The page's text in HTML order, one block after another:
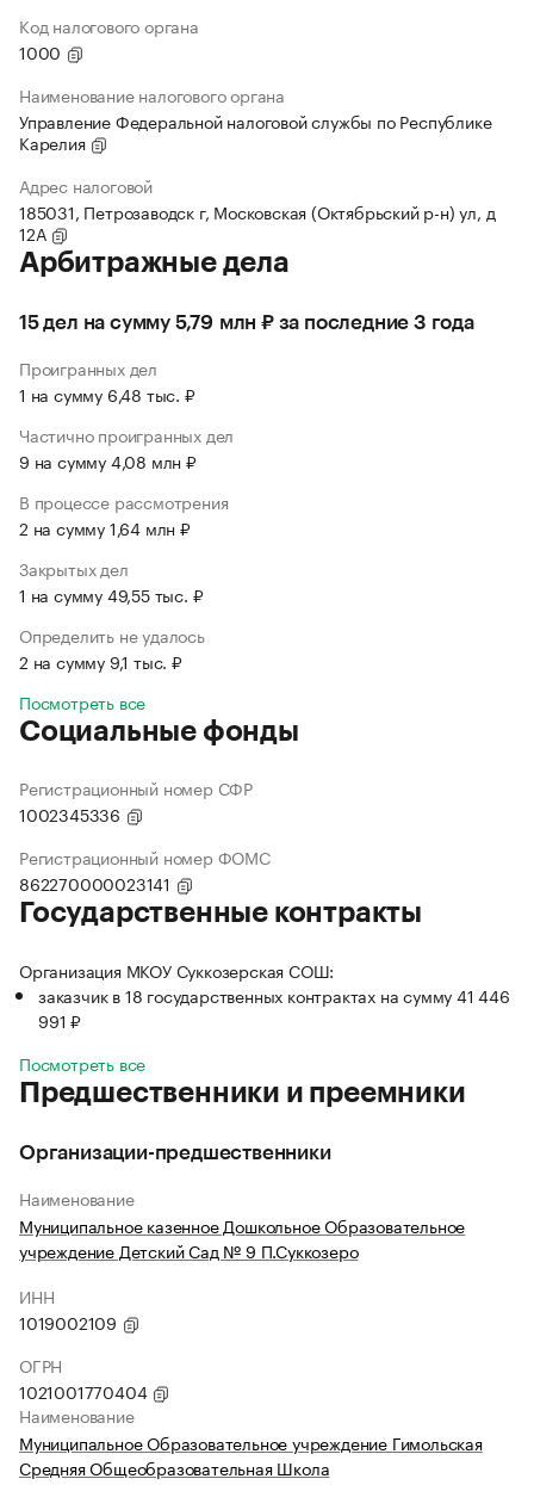
Код налогового органа
1000
Наименование налогового органа
Управление Федеральной налоговой службы по Республике
Карелия
Адрес налоговой
185031, Петрозаводск г, Московская (Октябрьский р-н) ул, д
12А
Арбитражные дела
15 дел на сумму 5,79 млн ₽ за последние 3 года
Проигранных дел
1 на сумму 6,48 тыс. ₽
Частично проигранных дел
9 на сумму 4,08 млн ₽
В процессе рассмотрения
2 на сумму 1,64 млн ₽
Закрытых дел
1 на сумму 49,55 тыс. ₽
Определить не удалось
2 на сумму 9,1 тыс. ₽
Посмотреть все
Социальные фонды
Регистрационный номер СФР
1002345336
Регистрационный номер ФОМС
862270000023141
Государственные контракты
Организация МКОУ Суккозерская СОШ:
заказчик в 18 государственных контрактах на сумму 41 446
991 ₽
Посмотреть все
Предшественники и преемники
Организации-предшественники
Наименование
Муниципальное казенное Дошкольное Образовательное
учреждение Детский Сад № 9 П.Суккозеро
ИНН
1019002109
ОГРН
1021001770404
Наименование
Муниципальное Образовательное учреждение Гимольская
Средняя Общеобразовательная Школа